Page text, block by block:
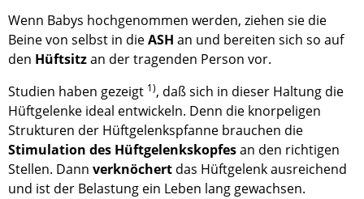
Wenn Babys hochgenommen werden, ziehen sie die
Beine von selbst in dieASH an und bereiten sich so auf
den Hüftsitzan der tragenden Person vor.
Studien haben gezeigt 1), daß sich in dieser Haltung die
Hüftgelenke ideal entwickeln. Denn die knorpeligen
Strukturen der Hüftgelenkspfanne brauchen die
Stimulation des Hüftgelenkskopfesan den richtigen
Stellen. Dann verknöchert das Hüftgelenk ausreichend
und ist der Belastung ein Leben lang gewachsen.